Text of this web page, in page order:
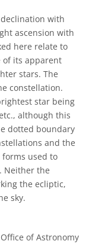
with
ascension with
here relate to
of its apparent
stars. The
constellation.
star being
although this
dotted boundary
and the
used to
Neither the
the ecliptic,
sky.
of Astronomy